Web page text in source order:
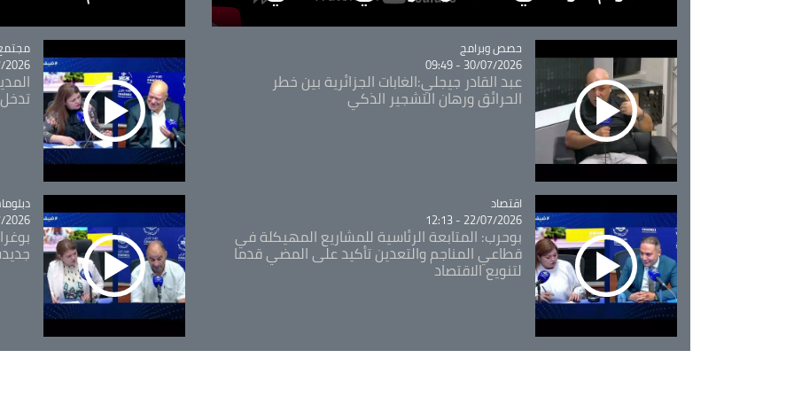
Catégorie
حصص وبرامج
30/07/2026 - 09:49
عبد القادر جيجلي:الغابات الجزائرية بين خطر
الحرائق ورهان التشجير الذكي
- 10:18
Catégorie
اقتصاد
22/07/2026 - 12:13
بوحرب: المتابعة الرئاسية للمشاريع المهيكلة في
قطاعي المناجم والتعدين تأكيد على المضي قدما
لتنويع الاقتصاد
- 11:46